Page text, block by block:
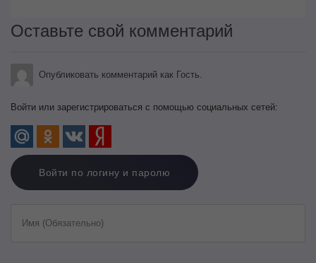
Оставьте свой комментарий
Опубликовать комментарий как Гость.
Войти или зарегистрироваться с помощью социальных сетей:
Войти по логину и паролю
Имя (Обязательно)